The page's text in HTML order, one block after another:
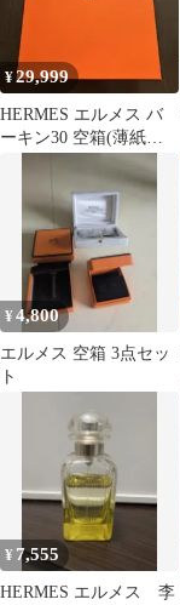
¥29,999
HERMES エルメス バ
ーキン30 空箱(薄紙付
¥4,800
エルメス 空箱 3点セッ
ト
¥ 7,555
HERMES エルメス 李